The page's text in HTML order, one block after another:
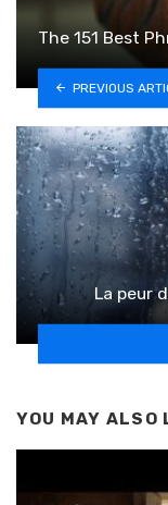
The 151 Best
PREVIOUS
La peur
YOU MAY ALSO